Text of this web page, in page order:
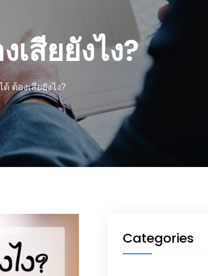
สียยังไง?
ต้องเสียยังไง?
Categories